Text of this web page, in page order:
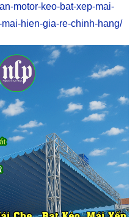
motor-keo-bat-xep-mai-
hien-gia-re-chinh-hang/